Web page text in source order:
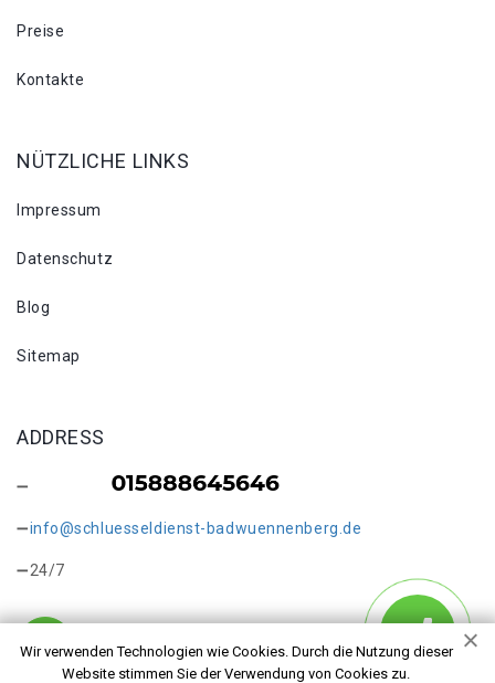
Wir verwenden Technologien wie Cookies. Durch die Nutzung dieser
Website stimmen Sie der Verwendung von Cookies zu.
Preise
Kontakte
NÜTZLICHE LINKS
Impressum
Datenschutz
Blog
Sitemap
ADDRESS
info@schluesseldienst-badwuennenberg.de
24/7